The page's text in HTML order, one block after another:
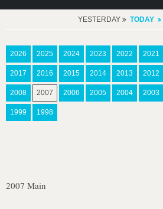
YESTERDAY TODAY
2026 2025 2024 2023 2022 2021
2017 2016 2015 2014 2013 2012
2008 2007 2006 2005 2004 2003
1999 1998
2007 Main